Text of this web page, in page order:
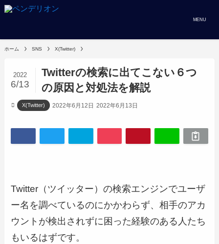
MENU
ホーム SNS X(Twitter)
Twitterの検索に出てこない６つ
の原因と対処法を解説
2022
6/13
X(Twitter) 2022年6月12日 2022年6月13日
Twitter（ツイッター）の検索エンジンでユーザ
ー名を調べているのにかかわらず、相手のアカ
ウントが検出されずに困った経験のある人たち
もいるはずです。